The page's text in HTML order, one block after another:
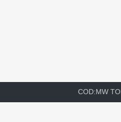
COD:MW